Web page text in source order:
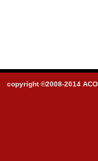
copyright ©2008-2014